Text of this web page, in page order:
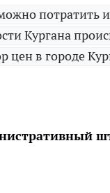
потратить
Кургана
цен в городе